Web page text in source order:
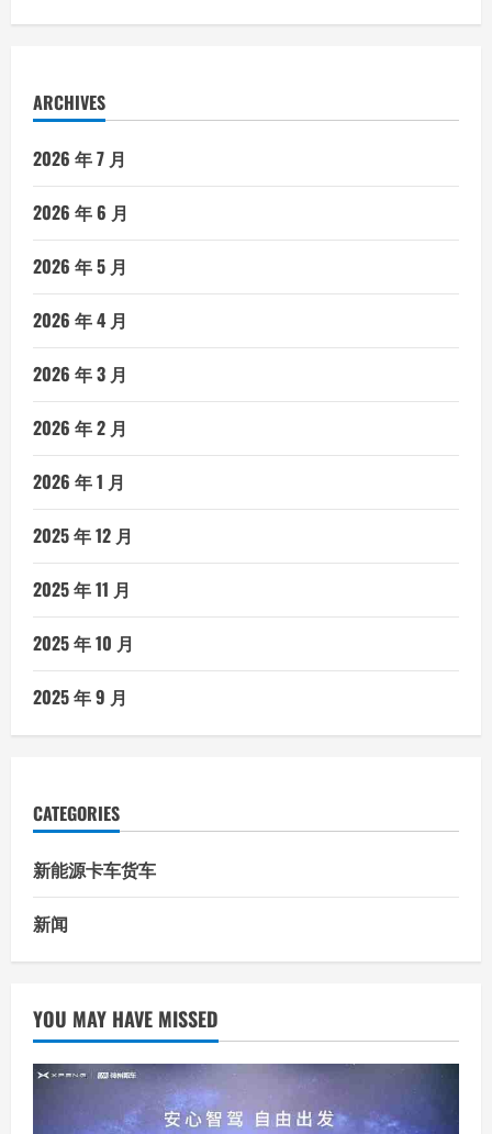
ARCHIVES
2026 年 7 月
2026 年 6 月
2026 年 5 月
2026 年 4 月
2026 年 3 月
2026 年 2 月
2026 年 1 月
2025 年 12 月
2025 年 11 月
2025 年 10 月
2025 年 9 月
CATEGORIES
新能源卡车货车
新闻
YOU MAY HAVE MISSED